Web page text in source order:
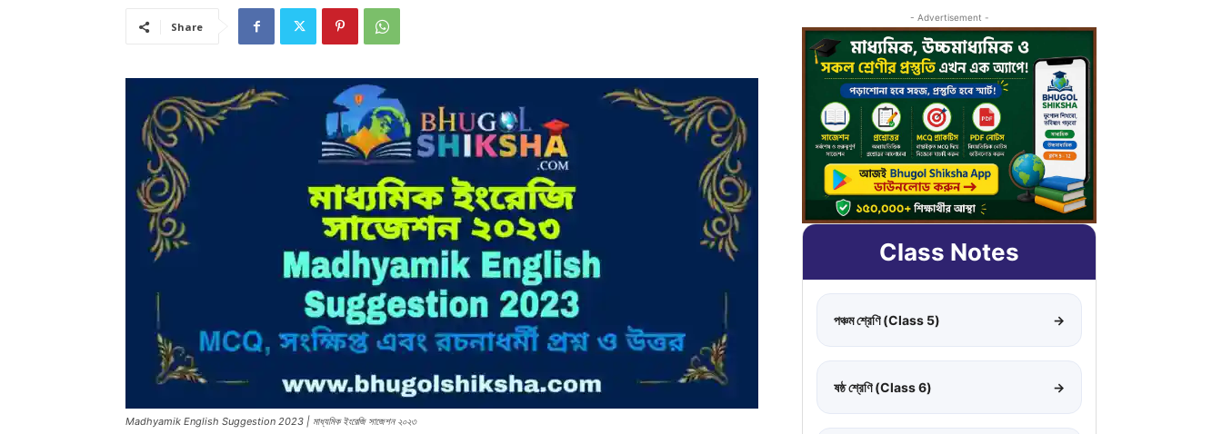
Share
Madhyamik English Suggestion 2023 | মাধ্যমিক ইংরেজি সাজেশন ২০২৩
- Advertisement -
Class Notes
পঞ্চম শ্রেণি (Class 5) →
ষষ্ঠ শ্রেণি (Class 6) →